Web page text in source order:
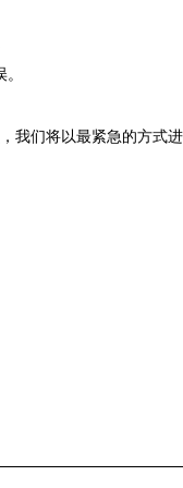
我们将以最紧急的方式